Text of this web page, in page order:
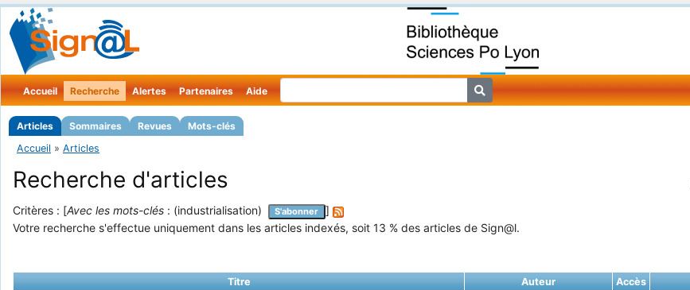
Accueil Recherche
Articles Sommaires Revues Mots-clés
Alertes Partenaires Aide
Accueil » Articles
Recherche d'articles
Critères : [Avec les mots-clés : (industrialisation) S'abonner
]
Votre recherche s'effectue uniquement dans les articles indexés, soit 13 % des articles de Sign@l.
Titre Auteur Accès